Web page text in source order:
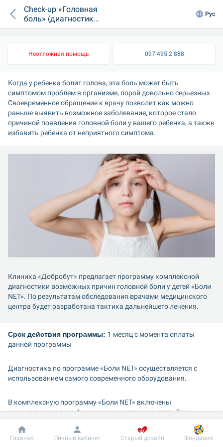
Check-up «Головная
боль» (диагностика
причин головной
Рус
Неотложная помощь 097 495 2 888
Когда у ребенка болит голова, эта боль может быть
симптомом проблем в организме, порой довольно серьезных.
Своевременное обращение к врачу позволит как можно
раньше выявить возможное заболевание, которое стало
причиной появления головной боли у вашего ребенка, а также
избавить ребенка от неприятного симптома.
Клиника «Добробут» предлагает программу комплексной
диагностики возможных причин головной боли у детей «Боли
NET». По результатам обследования врачами медицинского
центра будет разработана тактика дальнейшего лечения.
Срок действия программы: 1 месяц с момента оплаты
данной программы
Диагностика по программе «Боли NET» осуществляется с
использованием самого современного оборудования.
В комплексную программу «Боли NET» включены
консультации квалифицированных специалистов. Если
нужно будет внести доплату согласно актуальному прайсу на
момент обращения.
Добробут Информация Пациенту
Главная Личный кабинет Старый дизайн Фондация